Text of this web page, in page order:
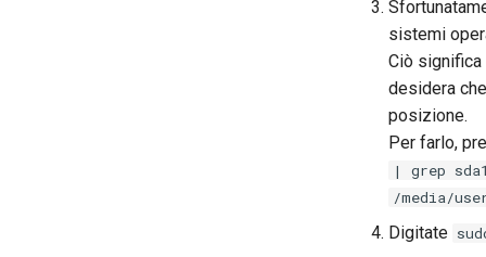
sistemi
Ciò significa
desidera
posizione.
Per farlo,
| grep sda1
/media/
Digitate